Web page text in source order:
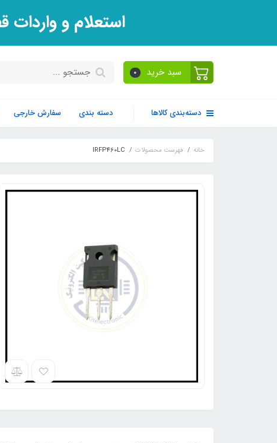
استعلام و
سبد خرید 0
دسته‌بندی کالاها دسته بندی سفارش خارجی
خانه فهرست محصولات IRFP460LC